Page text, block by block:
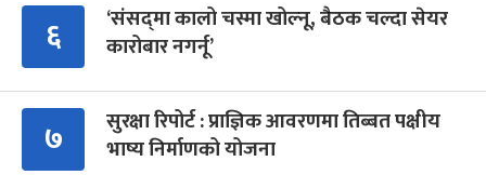
६
‘संसद्‍मा कालो चस्मा खोल्नू, बैठक चल्दा सेयर
कारोबार नगर्नू’
७
सुरक्षा रिपोर्ट : प्राज्ञिक आवरणमा तिब्बत पक्षीय
भाष्य निर्माणको योजना